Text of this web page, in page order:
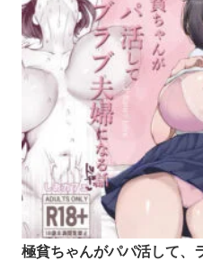
極貧ちゃんがパパ活して、